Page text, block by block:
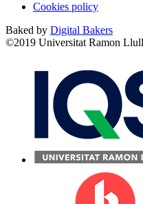
Cookies policy
Baked by Digital Bakers
©2019 Universitat Ramon